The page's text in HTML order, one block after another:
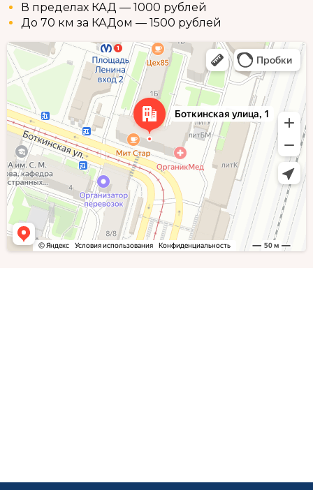
В пределах КАД — 1000 рублей
До 70 км за КАДом — 1500 рублей